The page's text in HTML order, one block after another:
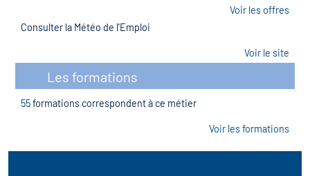
Voir les offres
Consulter la Météo de l'Emploi
Voir le site
Les formations
55formations correspondent à ce métier
Voir les formations